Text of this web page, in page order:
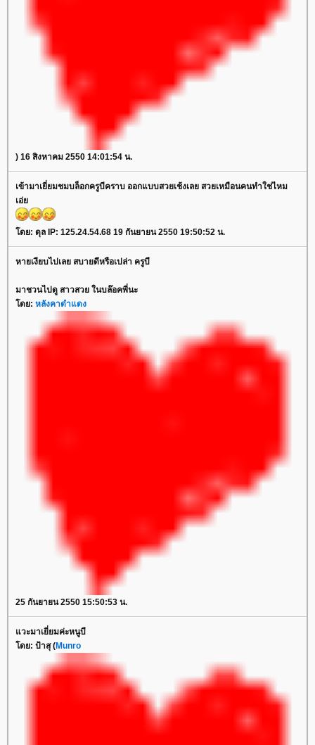
) 16 สิงหาคม 2550 14:01:54 น.
เข้ามาเยี่ยมชมบล็อกครูบีคราบ ออกแบบสวยเช้งเลย สวยเหมือนคนทำใช่ไหม
เอ่
ดย: ดุล IP: 125.24.54.68 19 กันยายน 2550 19:50:52 น.
หายเงียบไปเลย สบายดีหรือเปล่า ครูบี
มาชวนไปดู สาวสวย ในบล๊อคพี่นะ
ดย: หลังคาดำแดง
25 กันยายน 2550 15:50:53 น.
วะมาเยี่ยมค่ะหนูบี
ดย: ป้าสุ (Munro